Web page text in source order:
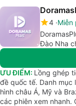
4 Miễn
Đào Nha
ƯU ĐIỂM: Lồng ghép
đề quốc tế. Danh mục
hình châu Á, Mỹ và
các phiên xem nhanh.